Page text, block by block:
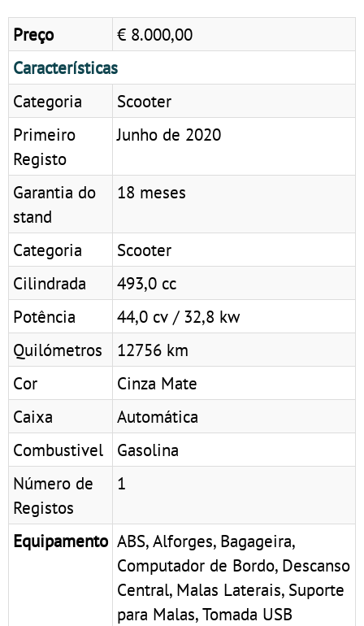
Preço
€ 8.000,00
Características
Categoria
Scooter
Primeiro
Registo
Junho de 2020
Garantia do
stand
18 meses
Categoria
Scooter
Cilindrada
493,0 cc
Potência
44,0 cv / 32,8 kw
Quilómetros
12756 km
Cor
Cinza Mate
Caixa
Automática
Combustivel
Gasolina
Número de
Registos
1
Equipamento ABS, Alforges, Bagageira,
Computador de Bordo, Descanso
Central, Malas Laterais, Suporte
para Malas, Tomada USB